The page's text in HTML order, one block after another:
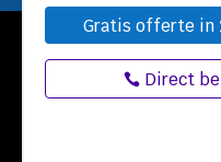
Gratis offerte in
Direct
© Copyright
maken
Privacyverklaring|